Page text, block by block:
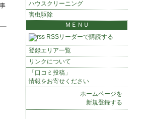
ハウスクリーニング
害虫駆除
ＭＥＮＵ
RSSリーダーで購読する
登録エリア一覧
リンクについて
「口コミ投稿」
情報をお寄せください
ホームページを
新規登録する